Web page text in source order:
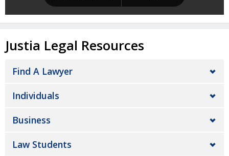
Justia Legal Resources
Find A Lawyer
Individuals
Business
Law Students